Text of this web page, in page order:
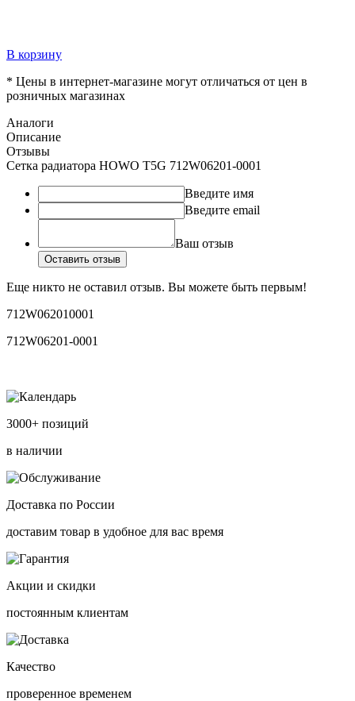
В корзину
* Цены в интернет-магазине могут отличаться от цен в
розничных магазинах
Аналоги
Описание
Отзывы
Сетка радиатора HOWO T5G 712W06201-0001
Введите имя
Введите email
Ваш отзыв
Оставить отзыв
Еще никто не оставил отзыв. Вы можете быть первым!
712W062010001
712W06201-0001
3000+ позиций
в наличии
Доставка по России
доставим товар в удобное для вас время
Акции и скидки
постоянным клиентам
Качество
проверенное временем